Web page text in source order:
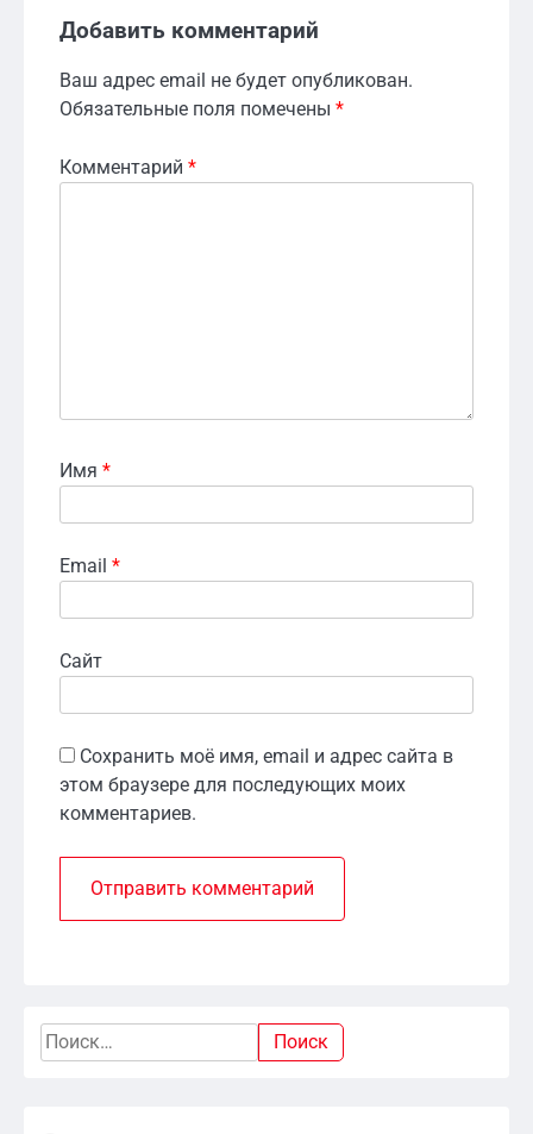
Добавить комментарий
Ваш адрес email не будет опубликован.
Обязательные поля помечены *
Комментарий *
Имя *
Email *
Сайт
Сохранить моё имя, email и адрес сайта в
этом браузере для последующих моих
комментариев.
Найти: